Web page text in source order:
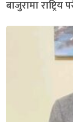
बाजुरामा